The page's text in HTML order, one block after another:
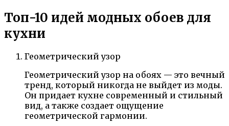
Топ-10 идей модных обоев для
кухни
Геометрический узор
Геометрический узор на обоях — это вечный
тренд, который никогда не выйдет из моды.
Он придает кухне современный и стильный
вид, а также создает ощущение
геометрической гармонии.